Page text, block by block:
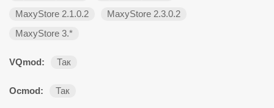
MaxyStore 2.1.0.2
MaxyStore 2.3.0.2
MaxyStore 3.*
VQmod: Так
Ocmod: Так